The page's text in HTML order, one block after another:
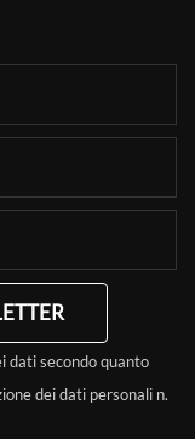
dati secondo quanto
dei dati personali n.